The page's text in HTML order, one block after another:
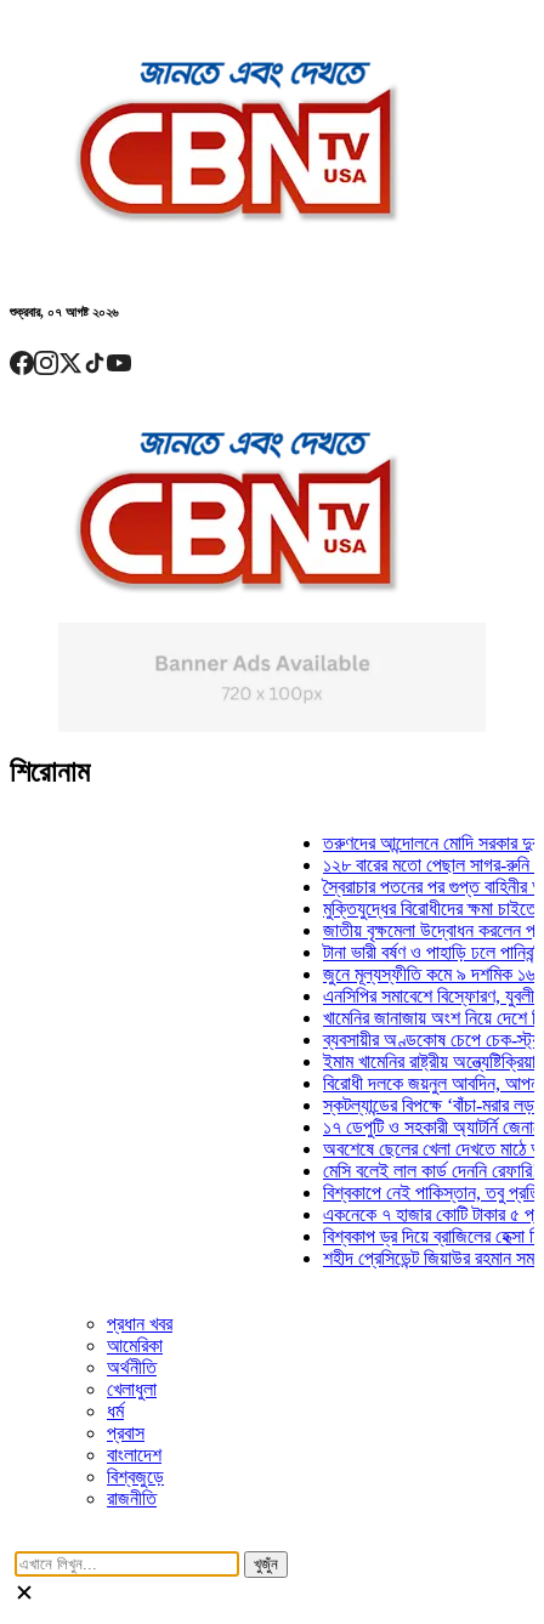
শুক্রবার, ০৭ আগষ্ট ২০২৬
শিরোনাম
তরুণদের আন্দোলনে মোদি সরকার দুর্বল
১২৮ বারের মতো পেছাল সাগর-রুনি হত্যা
স্বৈরাচার পতনের পর গুপ্ত বাহিনীর
মুক্তিযুদ্ধের বিরোধীদের ক্ষমা চাইতে হবে:
জাতীয় বৃক্ষমেলা উদ্বোধন করলেন প্রধানমন্ত্রী
টানা ভারী বর্ষণ ও পাহাড়ি ঢলে পানিবন্দি
জুনে মূল্যস্ফীতি কমে ৯ দশমিক ১৬ শতাংশ
এনসিপির সমাবেশে বিস্ফোরণ, যুবলীগের দুই
খামেনির জানাজায় অংশ নিয়ে দেশে ফিরলেন
ব্যবসায়ীর অণ্ডকোষ চেপে চেক-স্ট্যাম্পে
ইমাম খামেনির রাষ্ট্রীয় অন্ত্যেষ্টিক্রিয়ায়
বিরোধী দলকে জয়নুল আবদিন, আপনারা ৭১
স্কটল্যান্ডের বিপক্ষে ‘বাঁচা-মরার লড়াইয়ে’
১৭ ডেপুটি ও সহকারী অ্যাটর্নি জেনারেলের
অবশেষে ছেলের খেলা দেখতে মাঠে আসছেন
মেসি বলেই লাল কার্ড দেননি রেফারি! ফাউল
বিশ্বকাপে নেই পাকিস্তান, তবু প্রতিটি গোলে
একনেকে ৭ হাজার কোটি টাকার ৫ প্রকল্পের
বিশ্বকাপ ড্র দিয়ে ব্রাজিলের হেক্সা মিশন শুরু
শহীদ প্রেসিডেন্ট জিয়াউর রহমান সমাধিতে
প্রধান খবর
আমেরিকা
অর্থনীতি
খেলাধুলা
ধর্ম
প্রবাস
বাংলাদেশ
বিশ্বজুড়ে
রাজনীতি
খুজুঁন